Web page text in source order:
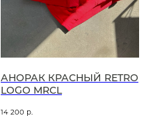
АНОРАК КРАСНЫЙ RETRO
LOGO MRCL
14 200 р.